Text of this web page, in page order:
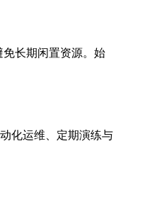
长期闲置资源。始
化运维、定期演练与